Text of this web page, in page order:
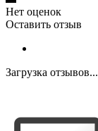
Нет оценок
Оставить отзыв
Загрузка отзывов...